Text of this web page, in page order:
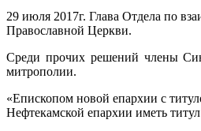
29 июля 2017г. Глава Отдела по
Православной Церкви.
Среди прочих решений члены
митрополии.
«Епископом новой епархии с
Нефтекамской епархии иметь